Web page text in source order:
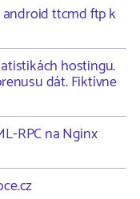
ttcmd ftp k
hostingu.
dát. Fiktívne
RPC na Nginx